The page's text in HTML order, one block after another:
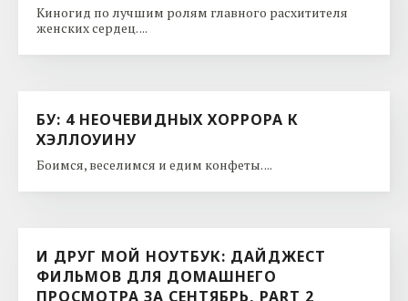
Киногид по лучшим ролям главного расхитителя
женских сердец. ...
БУ: 4 НЕОЧЕВИДНЫХ ХОРРОРА К
ХЭЛЛОУИНУ
Боимся, веселимся и едим конфеты. ...
И ДРУГ МОЙ НОУТБУК: ДАЙДЖЕСТ
ФИЛЬМОВ ДЛЯ ДОМАШНЕГО
ПРОСМОТРА ЗА СЕНТЯБРЬ, PART 2